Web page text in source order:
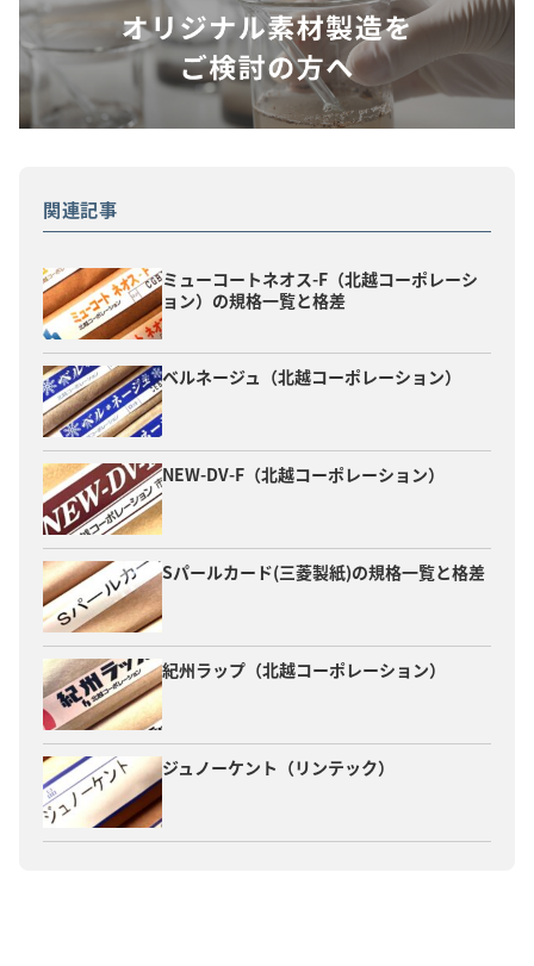
関連記事
ミューコートネオス-F（北越コーポレーシ
ョン）の規格一覧と格差
ベルネージュ（北越コーポレーション）
NEW-DV-F（北越コーポレーション）
Sパールカード(三菱製紙)の規格一覧と格差
紀州ラップ（北越コーポレーション）
ジュノーケント（リンテック）